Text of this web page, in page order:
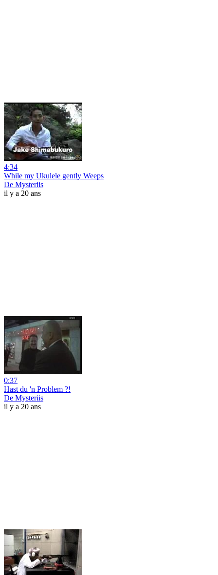
4:34
While my Ukulele gently Weeps
De Mysteriis
il y a 20 ans
0:37
Hast du 'n Problem ?!
De Mysteriis
il y a 20 ans